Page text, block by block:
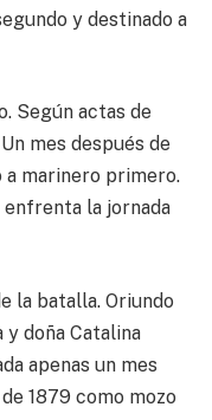
y destinado a
Según actas de
mes después de
a marinero primero.
enfrenta la jornada
la batalla. Oriundo
y doña Catalina
apenas un mes
1879 como mozo